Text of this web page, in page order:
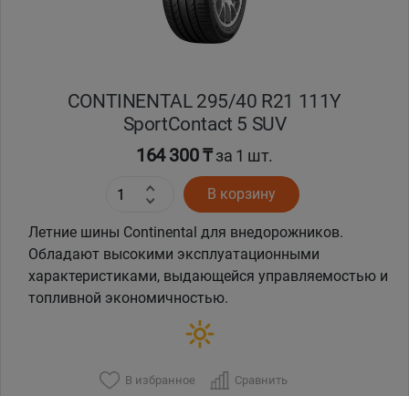
CONTINENTAL 295/40 R21 111Y
SportContact 5 SUV
164 300 ₸за 1 шт.
В корзину
Летние шины Continental для внедорожников.
Обладают высокими эксплуатационными
характеристиками, выдающейся управляемостью и
топливной экономичностью.
В избранное Сравнить